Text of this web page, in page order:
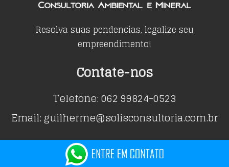
Resolva suas pendencias, legalize seu
empreendimento!
Contate-nos
Telefone: 062 99824-0523
Email: guilherme@solisconsultoria.com.br